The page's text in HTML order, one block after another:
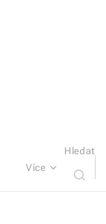
Více
Hledat